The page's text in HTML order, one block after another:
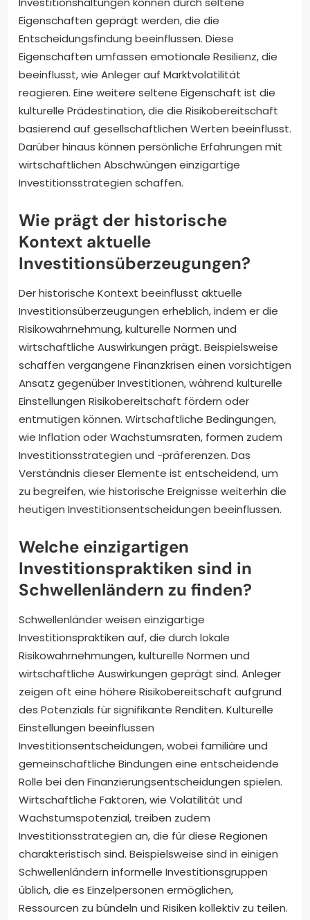
Eigenschaften geprägt werden, die die
Entscheidungsfindung beeinflussen. Diese
Eigenschaften umfassen emotionale Resilienz, die
beeinflusst, wie Anleger auf Marktvolatilität
reagieren. Eine weitere seltene Eigenschaft ist die
kulturelle Prädestination, die die Risikobereitschaft
basierend auf gesellschaftlichen Werten beeinflusst.
Darüber hinaus können persönliche Erfahrungen mit
wirtschaftlichen Abschwüngen einzigartige
Investitionsstrategien schaffen.
Wie prägt der historische
Kontext aktuelle
Investitionsüberzeugungen?
Der historische Kontext beeinflusst aktuelle
Investitionsüberzeugungen erheblich, indem er die
Risikowahrnehmung, kulturelle Normen und
wirtschaftliche Auswirkungen prägt. Beispielsweise
schaffen vergangene Finanzkrisen einen vorsichtigen
Ansatz gegenüber Investitionen, während kulturelle
Einstellungen Risikobereitschaft fördern oder
entmutigen können. Wirtschaftliche Bedingungen,
wie Inflation oder Wachstumsraten, formen zudem
Investitionsstrategien und -präferenzen. Das
Verständnis dieser Elemente ist entscheidend, um
zu begreifen, wie historische Ereignisse weiterhin die
heutigen Investitionsentscheidungen beeinflussen.
Welche einzigartigen
Investitionspraktiken sind in
Schwellenländern zu finden?
Schwellenländer weisen einzigartige
Investitionspraktiken auf, die durch lokale
Risikowahrnehmungen, kulturelle Normen und
wirtschaftliche Auswirkungen geprägt sind. Anleger
zeigen oft eine höhere Risikobereitschaft aufgrund
des Potenzials für signifikante Renditen. Kulturelle
Einstellungen beeinflussen
Investitionsentscheidungen, wobei familiäre und
gemeinschaftliche Bindungen eine entscheidende
Rolle bei den Finanzierungsentscheidungen spielen.
Wirtschaftliche Faktoren, wie Volatilität und
Wachstumspotenzial, treiben zudem
Investitionsstrategien an, die für diese Regionen
charakteristisch sind. Beispielsweise sind in einigen
Schwellenländern informelle Investitionsgruppen
üblich, die es Einzelpersonen ermöglichen,
Ressourcen zu bündeln und Risiken kollektiv zu teilen.